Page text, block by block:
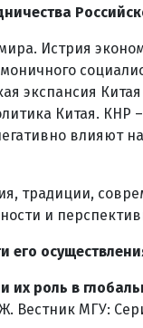
Истрия
экспансия
Китая. КНР
влияют
традиции,
и
его
их роль в
Вестник МГУ: